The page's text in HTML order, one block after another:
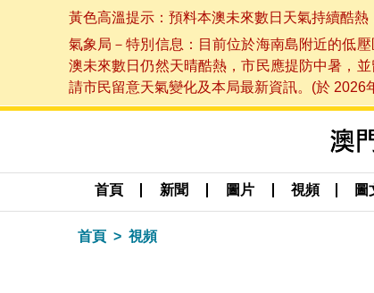
黃色高溫提示：預料本澳未來數日天氣持續酷
氣象局－特別信息：目前位於海南島附近的低
澳未來數日仍然天晴酷熱，市民應提防中暑，
請市民留意天氣變化及本局最新資訊。(於 2026
首頁 新聞 圖片 視頻 圖
首頁 視頻